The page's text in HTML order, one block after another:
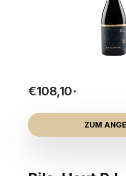
€108,10
ZUM